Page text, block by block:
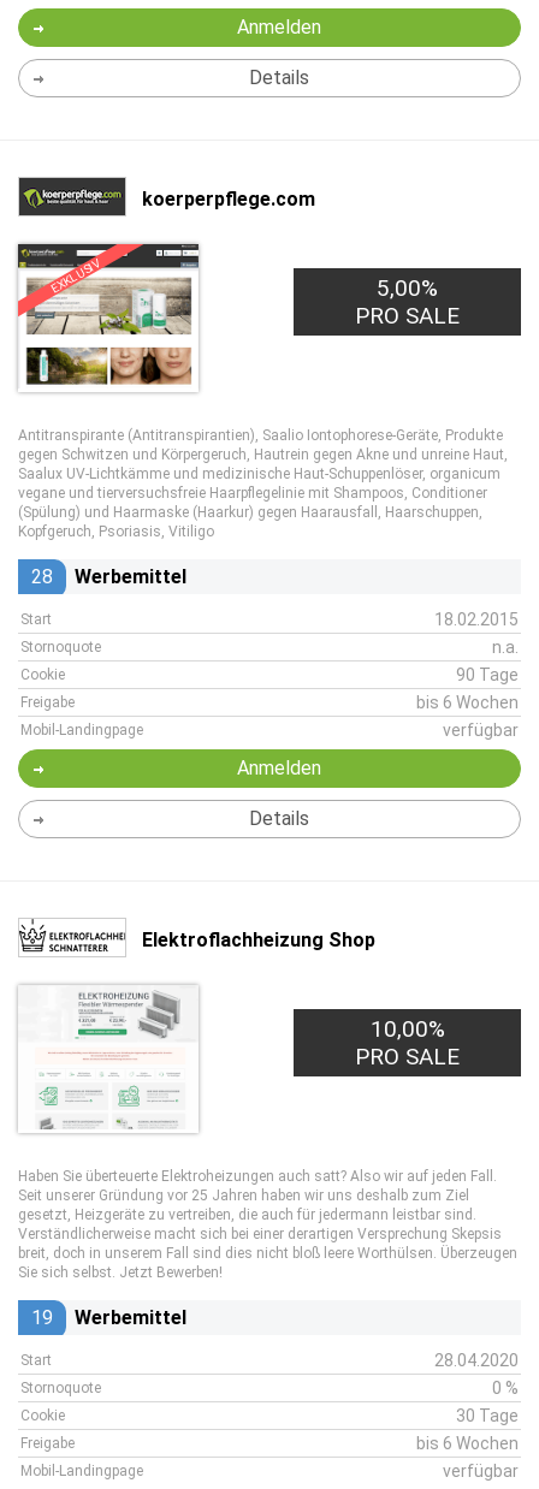
Anmelden
Details
koerperpflege.com
EXKLUSIV
20,00€
PRO LEAD
5,00%
PRO SALE
Antitranspirante (Antitranspirantien), Saalio Iontophorese-Geräte, Produkte
gegen Schwitzen und Körpergeruch, Hautrein gegen Akne und unreine Haut,
Saalux UV-Lichtkämme und medizinische Haut-Schuppenlöser, organicum
vegane und tierversuchsfreie Haarpflegelinie mit Shampoos, Conditioner
(Spülung) und Haarmaske (Haarkur) gegen Haarausfall, Haarschuppen,
Kopfgeruch, Psoriasis, Vitiligo
28 Werbemittel
Start 18.02.2015
Stornoquote n.a.
Cookie 90 Tage
Freigabe bis 6 Wochen
Mobil-Landingpage verfügbar
Anmelden
Details
Elektroflachheizung Shop
30,00€
PRO LEAD
10,00%
PRO SALE
Haben Sie überteuerte Elektroheizungen auch satt? Also wir auf jeden Fall.
Seit unserer Gründung vor 25 Jahren haben wir uns deshalb zum Ziel
gesetzt, Heizgeräte zu vertreiben, die auch für jedermann leistbar sind.
Verständlicherweise macht sich bei einer derartigen Versprechung Skepsis
breit, doch in unserem Fall sind dies nicht bloß leere Worthülsen. Überzeugen
Sie sich selbst. Jetzt Bewerben!
19 Werbemittel
Start 28.04.2020
Stornoquote 0 %
Cookie 30 Tage
Freigabe bis 6 Wochen
Mobil-Landingpage verfügbar